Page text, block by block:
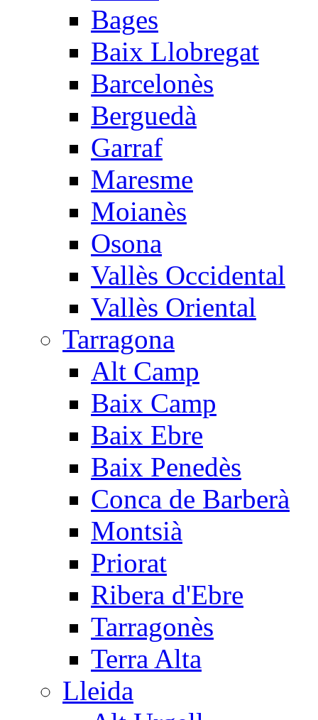
Bages
Baix Llobregat
Barcelonès
Berguedà
Garraf
Maresme
Moianès
Osona
Vallès Occidental
Vallès Oriental
Tarragona
Alt Camp
Baix Camp
Baix Ebre
Baix Penedès
Conca de Barberà
Montsià
Priorat
Ribera d'Ebre
Tarragonès
Terra Alta
Lleida